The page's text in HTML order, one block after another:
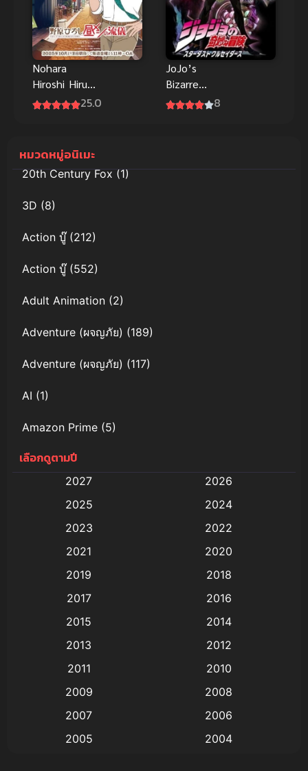
Nohara
Hiroshi Hiru
Meshi no 25.0
JoJo’s
Bizarre
Adventure8
หมวดหมู่อนิเมะ
20th Century Fox(1)
3D (8)
Action บู๊(212)
Action บู๊(552)
Adult Animation (2)
Adventure (ผจญภัย) (189)
Adventure (ผจญภัย) (117)
AI (1)
Amazon Prime (5)
Anal (ประตูหลัง)
Animation การ์ตูน
Animation อนิเมะ
Animation แอนิเมชัน
(9)
Big tits (นมใหญ่)
Bitch (ผู้หญิงร่าน)
เลือกดูตามปี
2027
2026
2025
2024
2023
2022
2021
2020
2019
2018
2017
2016
2015
2014
2013
2012
2011
2010
2009
2008
2007
2006
2005
2004